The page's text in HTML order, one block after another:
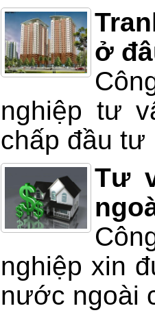
ở
nghiệp tư
chấp đầu tư
Tư
nghiệp xin
nước ngoài